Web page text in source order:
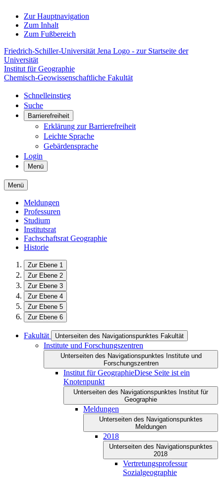
Zur Hauptnavigation
Zum Inhalt
Zum Fußbereich
Friedrich-Schiller-Universität Jena Logo - zur Startseite der
Universität
Institut für Geographie
Chemisch-Geowissenschaftliche Fakultät
Schnelleinstieg
Suche
Barrierefreiheit
Erklärung zur Barrierefreiheit
Leichte Sprache
Gebärdensprache
Login
Menü
Menü
Meldungen
Professuren
Studium
Institutsrat
Fachschaftsrat Geographie
Historie
Zur Ebene 1
Zur Ebene 2
Zur Ebene 3
Zur Ebene 4
Zur Ebene 5
Zur Ebene 6
Fakultät Unterseiten des Navigationspunktes Fakultät
Institute und Forschungszentren
Unterseiten des Navigationspunktes Institute und
Forschungszentren
Institut für GeographieDiese Seite ist ein
Knotenpunkt
Unterseiten des Navigationspunktes Institut für
Geographie
Meldungen
Unterseiten des Navigationspunktes
Meldungen
2018
Unterseiten des Navigationspunktes
2018
Vertretungsprofessur
Sozialgeographie